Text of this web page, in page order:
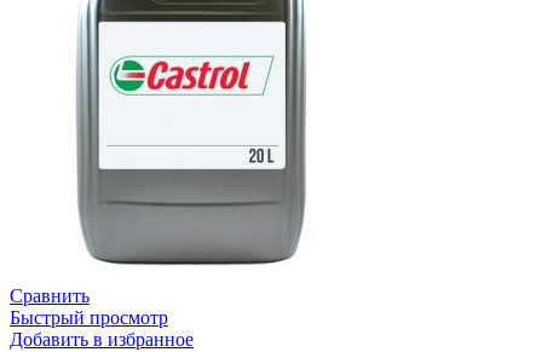
Сравнить
Быстрый просмотр
Добавить в избранное